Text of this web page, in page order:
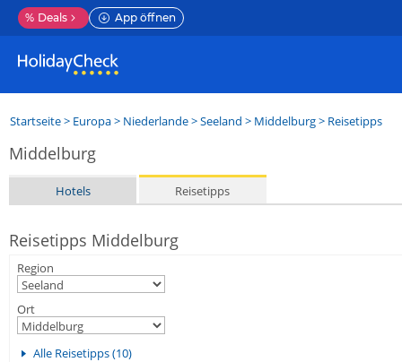
% Deals App öffnen
Startseite> Europa> Niederlande>Seeland > Middelburg> Reisetipps
Middelburg
Hotels Reisetipps
Reisetipps Middelburg
Region
Ort
Alle Reisetipps (10)